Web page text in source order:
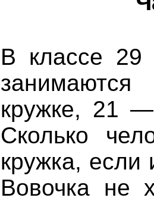
В классе 29
кружке, 21
Сколько
кружка, если
Вовочка не